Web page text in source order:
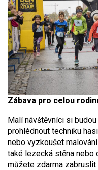
Zábava pro celou
Malí návštěvníci si
prohlédnout techniku
nebo vyzkoušet
také lezecká stěna nebo
můžete zdarma